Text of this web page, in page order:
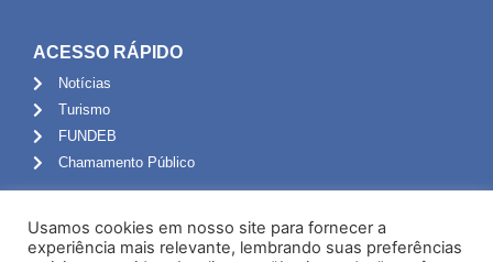
ACESSO RÁPIDO
Notícias
Turismo
FUNDEB
Chamamento Público
Portal do Servidor
Usamos cookies em nosso site para fornecer a
experiência mais relevante, lembrando suas preferências